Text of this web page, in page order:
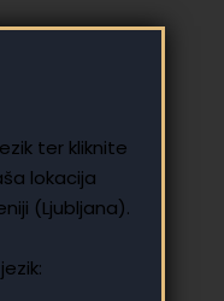
ter kliknite
lokacija
(Ljubljana).